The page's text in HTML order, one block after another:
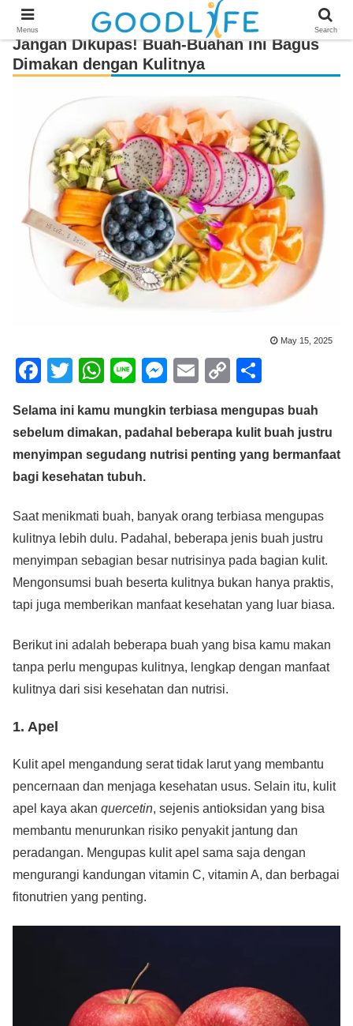
Jangan Dikupas! Buah-Buahan ini Bagus
Dimakan dengan Kulitnya
May 15, 2025
F
c
e
b
o
k
T
tt
er
W
at
s
A
p
Li
e
M
ss
e
er
E
ail
C
p
y
k
ar
e
Selama ini kamu mungkin terbiasa mengupas buah
sebelum dimakan, padahal beberapa kulit buah justru
menyimpan segudang nutrisi penting yang bermanfaat
bagi kesehatan tubuh.
Saat menikmati buah, banyak orang terbiasa mengupas
kulitnya lebih dulu. Padahal, beberapa jenis buah justru
menyimpan sebagian besar nutrisinya pada bagian kulit.
Mengonsumsi buah beserta kulitnya bukan hanya praktis,
tapi juga memberikan manfaat kesehatan yang luar biasa.
Berikut ini adalah beberapa buah yang bisa kamu makan
tanpa perlu mengupas kulitnya, lengkap dengan manfaat
kulitnya dari sisi kesehatan dan nutrisi.
1. Apel
Kulit apel mengandung serat tidak larut yang membantu
pencernaan dan menjaga kesehatan usus. Selain itu, kulit
apel kaya akan quercetin, sejenis antioksidan yang bisa
membantu menurunkan risiko penyakit jantung dan
peradangan. Mengupas kulit apel sama saja dengan
mengurangi kandungan vitamin C, vitamin A, dan berbagai
fitonutrien yang penting.
Menus Search